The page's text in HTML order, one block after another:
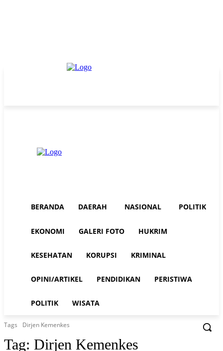
BERANDA DAERAH NASIONAL POLITIK
EKONOMI GALERI FOTO HUKRIM
KESEHATAN KORUPSI KRIMINAL
OPINI/ARTIKEL PENDIDIKAN PERISTIWA
POLITIK WISATA
Tags Dirjen Kemenkes
Tag: Dirjen Kemenkes